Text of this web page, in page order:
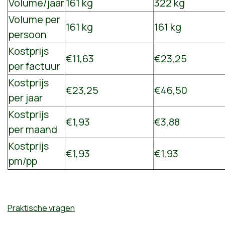
Volume/jaar161 kg
322 kg
Volume per
persoon
161 kg
161 kg
Kostprijs
per factuur
€11,63
€23,25
Kostprijs
per jaar
€23,25
€46,50
Kostprijs
per maand
€1,93
€3,88
Kostprijs
pm/pp
€1,93 €1,93
Praktische vragen